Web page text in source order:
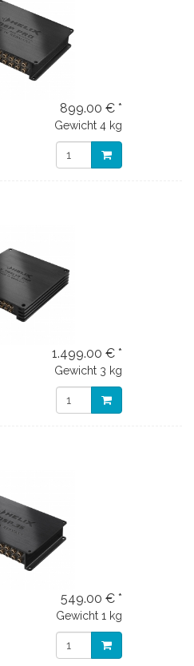
899.00 € *
Gewicht 4 kg
1.499.00 € *
Gewicht 3 kg
549.00 € *
Gewicht 1 kg